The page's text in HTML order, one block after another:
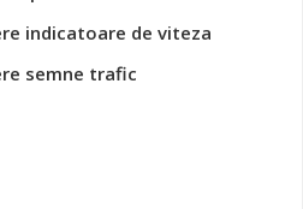
indicatoare de viteza
semne trafic